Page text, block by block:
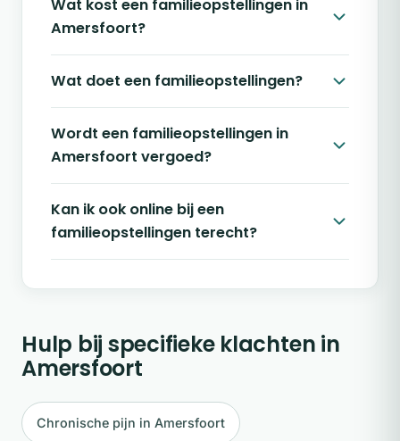
Wat kost een familieopstellingen in
Amersfoort?
Wat doet een familieopstellingen?
Wordt een familieopstellingen in
Amersfoort vergoed?
Kan ik ook online bij een
familieopstellingen terecht?
Hulp bij specifieke klachten in
Amersfoort
Chronische pijn in Amersfoort